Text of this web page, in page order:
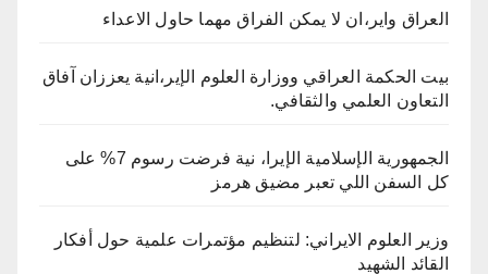
العراق واير،ان لا يمكن الفراق مهما حاول الاعداء
بيت الحكمة العراقي ووزارة العلوم الإير،انية يعززان آفاق
التعاون العلمي والثقافي.
الجمهورية الإسلامية الإيرا، نية فرضت رسوم 7% على
كل السفن اللي تعبر مضيق هرمز
وزير العلوم الايراني: لتنظيم مؤتمرات علمية حول أفكار
القائد الشهيد